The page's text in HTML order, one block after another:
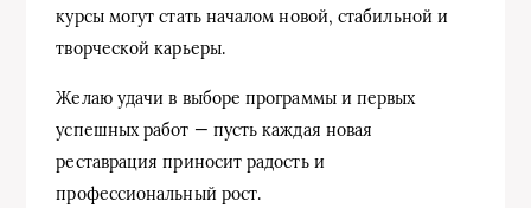
курсы могут стать началом новой, стабильной и
творческой карьеры.
Желаю удачи в выборе программы и первых
успешных работ — пусть каждая новая
реставрация приносит радость и
профессиональный рост.